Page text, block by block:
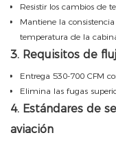
Resistir los cambios de
Mantiene la
temperatura de la
3. Requisitos de
Entrega 530-700 CFM
Elimina las fugas
4. Estándares de
aviación